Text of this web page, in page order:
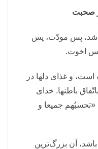
صحبت
پس مودّت، پس
اخوت.
و غذای دلها در
باطنها. خدای
جمیعا و
آن بزرگ‌ترین